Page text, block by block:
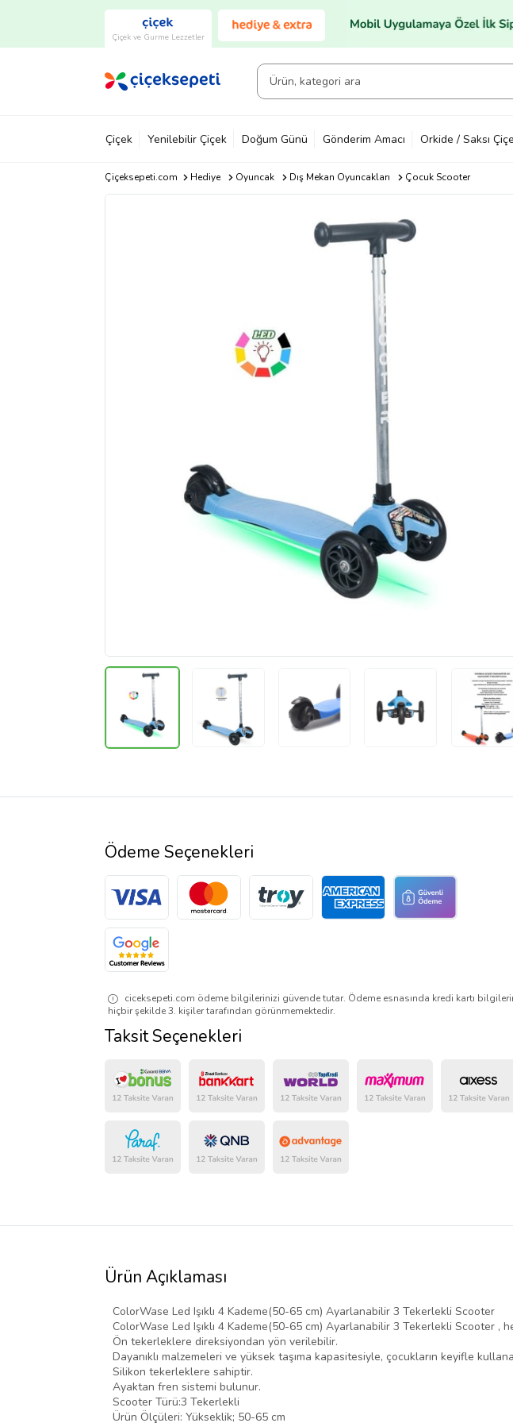
Çiçek ve Gurme Lezzetler
Çiçek Yenilebilir Çiçek Doğum Günü Gönderim Amacı Orkide / Saksı
Çiçeksepeti.com Hediye Oyuncak Dış Mekan Oyuncakları Çocuk Scooter
Ödeme Seçenekleri
ciceksepeti.com ödeme bilgilerinizi güvende tutar. Ödeme esnasında kredi kartı
hiçbir şekilde 3. kişiler tarafından görünmemektedir.
Taksit Seçenekleri
Ürün Açıklaması
ColorWase Led Işıklı 4 Kademe(50-65 cm) Ayarlanabilir 3 Tekerlekli Scooter
ColorWase Led Işıklı 4 Kademe(50-65 cm) Ayarlanabilir 3 Tekerlekli Scooter
Ön tekerleklere direksiyondan yön verilebilir.
Dayanıklı malzemeleri ve yüksek taşıma kapasitesiyle, çocukların keyifle
Silikon tekerleklere sahiptir.
Ayaktan fren sistemi bulunur.
Scooter Türü:3 Tekerlekli
Ürün Ölçüleri: Yükseklik; 50-65 cm